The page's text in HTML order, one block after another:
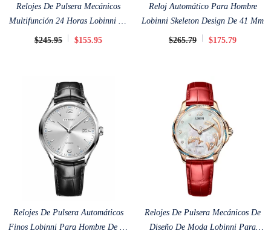
Relojes De Pulsera Mecánicos
Multifunción 24 Horas Lobinni De
40 Mm
$245.95 $155.95
Reloj Automático Para Hombre
Lobinni Skeleton Design De 41 Mm
$265.79 $175.79
Relojes De Pulsera Automáticos
Finos Lobinni Para Hombre De 40
Relojes De Pulsera Mecánicos De
Diseño De Moda Lobinni Para